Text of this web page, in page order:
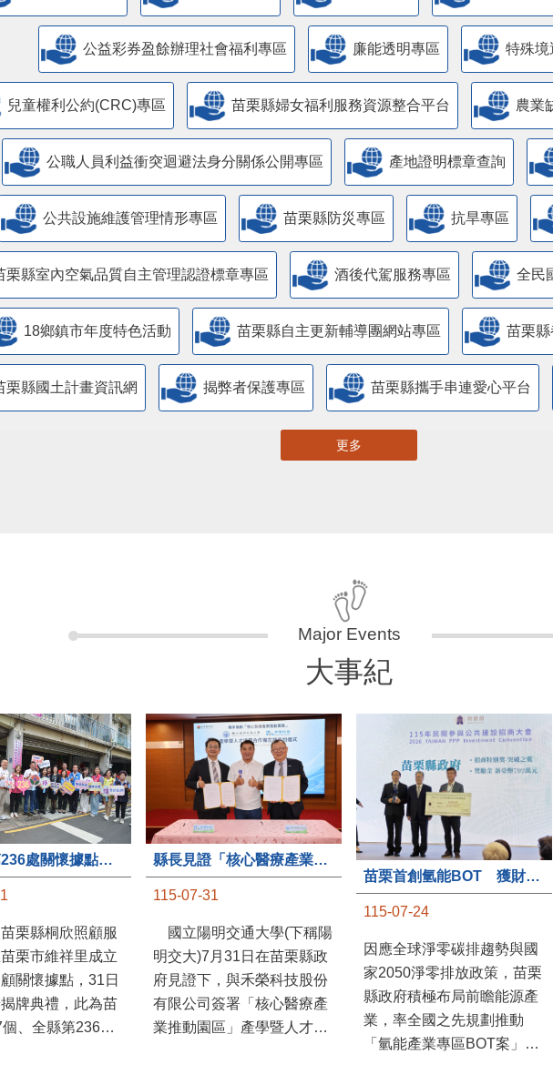
公益彩券盈餘辦理社會福利專區 廉能透明專區 特殊境
兒童權利公約(CRC)專區 苗栗縣婦女福利服務資源整合平台 農業
公職人員利益衝突迴避法身分關係公開專區 產地證明標章查詢
​公共設施維護管理情形專區 苗栗縣防災專區 抗旱專區
栗縣室內空氣品質自主管理認證標章專區 酒後代駕服務專區 全民
18鄉鎮市年度特色活動 苗栗縣自主更新輔導團網站專區 苗栗
栗縣國土計畫資訊網 揭弊者保護專區 苗栗縣攜手串連愛心平台
更多
大事紀
苗栗縣第236處關懷據點在苗栗市維祥里揭牌
栗縣桐欣照顧服
栗市維祥里成立
關懷據點，31日
揭牌典禮，此為苗
、全縣第236處
縣長見證「核心醫療產業推動園區」產學合作簽約儀式
115-07-31
國立陽明交通大學(下稱陽
明交大)7月31日在苗栗縣政
府見證下，與禾榮科技股份
有限公司簽署「核心醫療產
業推動園區」產學暨人才培
苗栗首創氫能BOT 獲財政部「突破之翼」肯定
115-07-24
因應全球淨零碳排趨勢與國
家2050淨零排放政策，苗栗
縣政府積極布局前瞻能源產
業，率全國之先規劃推動
「氫能產業專區BOT案」，